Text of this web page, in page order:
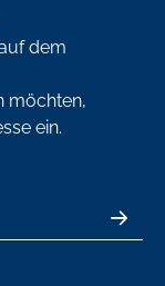
dem
möchten,
ein.